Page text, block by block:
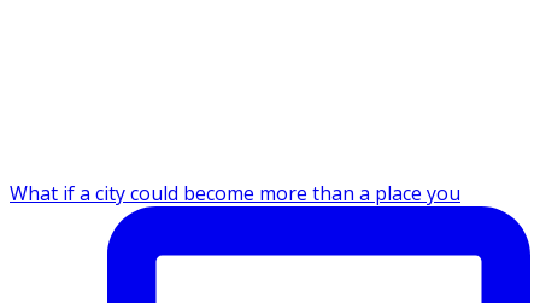
What if a city could become more than a place you